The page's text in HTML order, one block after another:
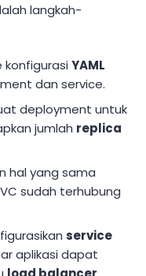
langkah-
konfigurasiYAML
dan service.
deployment untuk
jumlah replica
hal yang sama
sudah terhubung
service
aplikasi dapat